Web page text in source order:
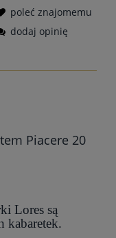
poleć znajomemu
dodaj opinię
Piacere 20
Lores są
kabaretek.